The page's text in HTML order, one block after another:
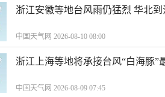
浙江安徽等地台风雨仍猛烈 华北
中国天气网 2026-08-10 08:00
浙江上海等地将承接台风“白海豚”
中国天气网 2026-08-09 07:45